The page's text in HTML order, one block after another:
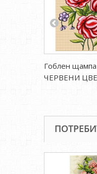
Гоблен щампа
ЧЕРВЕНИ